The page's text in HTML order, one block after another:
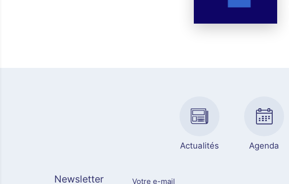
Actualités Agenda
Newsletter